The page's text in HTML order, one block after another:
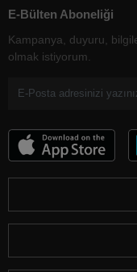
E-Bülten Aboneliği
Kampanya, duyuru,
olmak istiyorum.